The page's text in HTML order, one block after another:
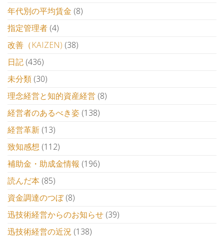
年代別の平均賃金 (8)
指定管理者 (4)
改善（KAIZEN) (38)
日記 (436)
未分類 (30)
理念経営と知的資産経営 (8)
経営者のあるべき姿 (138)
経営革新 (13)
致知感想 (112)
補助金・助成金情報 (196)
読んだ本 (85)
資金調達のつぼ(8)
迅技術経営からのお知らせ (39)
迅技術経営の近況 (138)